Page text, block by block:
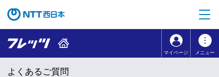
コンテンツのリンクナビゲーションへ移動
マイページ メニュー
よくあるご質問